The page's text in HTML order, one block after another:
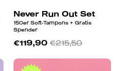
Never Run Out Set
150er Soft-Tampons + Gratis
Spender
€119,90 €215,50